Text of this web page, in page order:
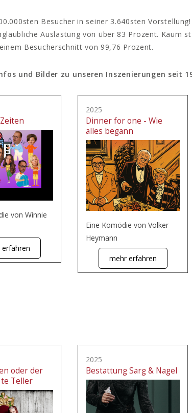
Besucher in seiner 3.640sten
Auslastung von über 83 Prozent. Kaum
Besucherschnitt von 99,76 Prozent.
und Bilder zu unseren Inszenierungen seit
von Winnie
2025
Dinner for one - Wie
alles begann
Eine Komödie von Volker
Heymann
mehr erfahren
oder der
Teller
2025
Bestattung Sarg & Nagel